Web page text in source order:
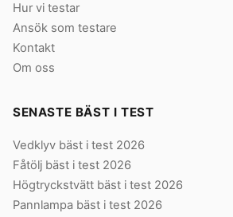
Hur vi testar
Ansök som testare
Kontakt
Om oss
SENASTE BÄST I TEST
Vedklyv bäst i test 2026
Fåtölj bäst i test 2026
Högtryckstvätt bäst i test 2026
Pannlampa bäst i test 2026